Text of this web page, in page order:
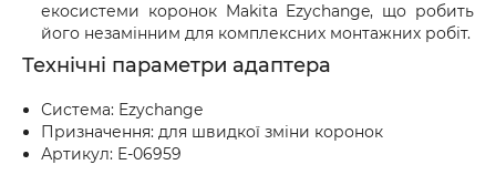
екосистеми коронок Makita Ezychange, що робить
його незамінним для комплексних монтажних робіт.
Технічні параметри адаптера
Система: Ezychange
Призначення: для швидкої зміни коронок
Артикул: E-06959